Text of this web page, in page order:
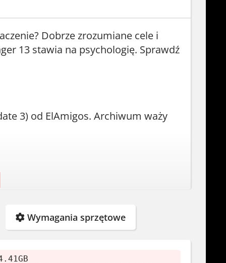
Dobrze zrozumiane cele i
13 stawia na psychologię. Sprawdź
3) od ElAmigos. Archiwum waży
Wymagania sprzętowe